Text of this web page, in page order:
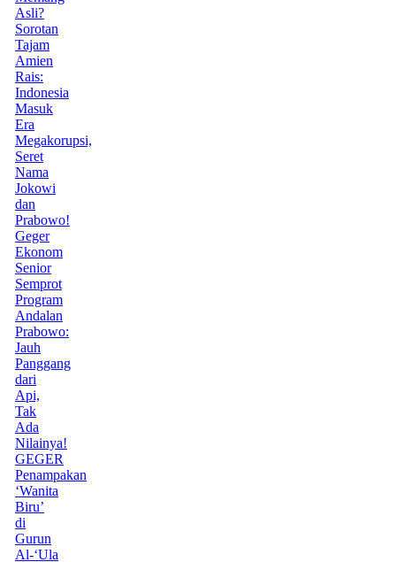
Asli?
Sorotan
Tajam
Amien
Rais:
Indonesia
Masuk
Era
Megakorupsi,
Seret
Nama
Jokowi
dan
Prabowo!
Geger
Ekonom
Senior
Semprot
Program
Andalan
Prabowo:
Jauh
Panggang
dari
Api,
Tak
Ada
Nilainya!
GEGER
Penampakan
‘Wanita
Biru’
di
Gurun
Al-‘Ula